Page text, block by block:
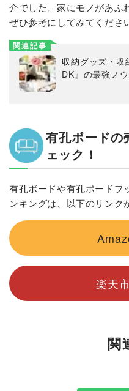
介でした。家にモノがあふ
ぜひ参考にしてみてくださ
関連記事
収納グッズ・
DK』の最強ノ
有孔ボードの
ェック！
有孔ボードや有孔ボードフ
ンキングは、以下のリンク
楽天
関